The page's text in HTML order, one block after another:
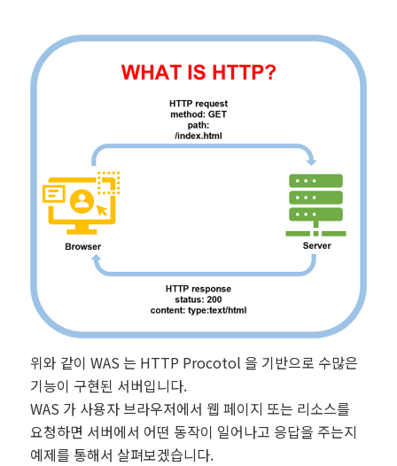
위와 같이 WAS 는 HTTP Procotol 을 기반으로 수많은
기능이 구현된 서버입니다.
WAS 가 사용자 브라우저에서 웹 페이지 또는 리소스를
요청하면 서버에서 어떤 동작이 일어나고 응답을 주는지
예제를 통해서 살펴보겠습니다.